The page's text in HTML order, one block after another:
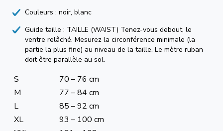
Couleurs : noir, blanc
Guide taille : TAILLE (WAIST) Tenez-vous debout, le
ventre relâché. Mesurez la circonférence minimale (la
partie la plus fine) au niveau de la taille. Le mètre ruban
doit être parallèle au sol.
S
70 – 76 cm
M
77 – 84 cm
L
85 – 92 cm
XL
93 – 100 cm